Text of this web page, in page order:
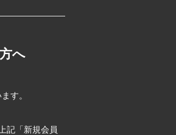
へ
す。
記「新規会員